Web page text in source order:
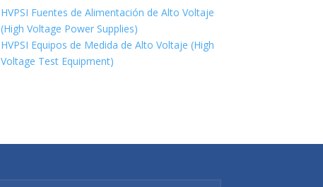
HVPSI Fuentes de Alimentación de Alto Voltaje
(High Voltage Power Supplies)
HVPSI Equipos de Medida de Alto Voltaje (High
Voltage Test Equipment)